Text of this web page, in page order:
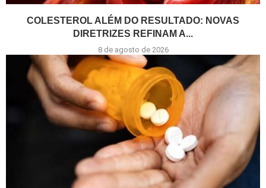
COLESTEROL ALÉM DO RESULTADO: NOVAS
DIRETRIZES REFINAM A...
8 de agosto de 2026